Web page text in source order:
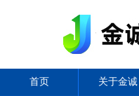
首页 关于金诚